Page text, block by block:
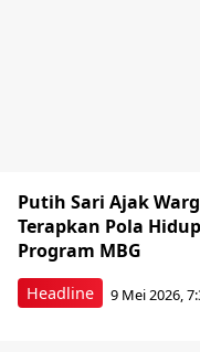
Headline
Putih Sari Ajak
Terapkan Pola
Program MBG
9 Mei 2026,